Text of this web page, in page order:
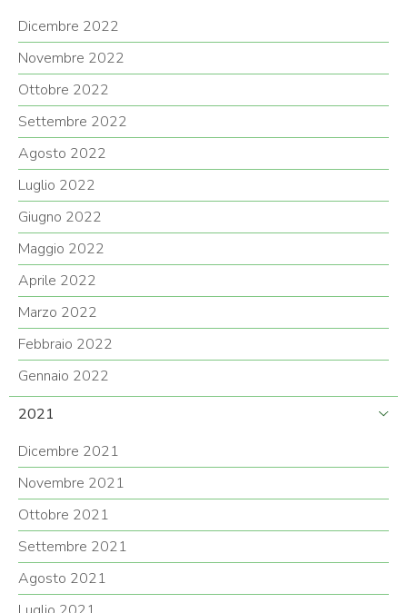
Dicembre 2022
Novembre 2022
Ottobre 2022
Settembre 2022
Agosto 2022
Luglio 2022
Giugno 2022
Maggio 2022
Aprile 2022
Marzo 2022
Febbraio 2022
Gennaio 2022
2021
Dicembre 2021
Novembre 2021
Ottobre 2021
Settembre 2021
Agosto 2021